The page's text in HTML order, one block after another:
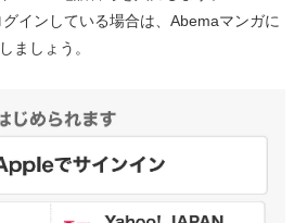
インしている場合は、Abemaマンガに
ましょう。